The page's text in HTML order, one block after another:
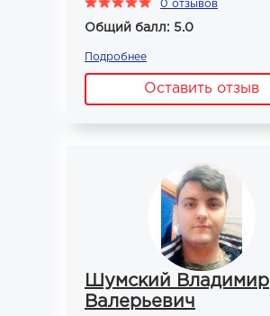
0 отзывов
Общий балл: 5.0
Подробнее
Оставить отзыв
Шумский Владимир
Валерьевич